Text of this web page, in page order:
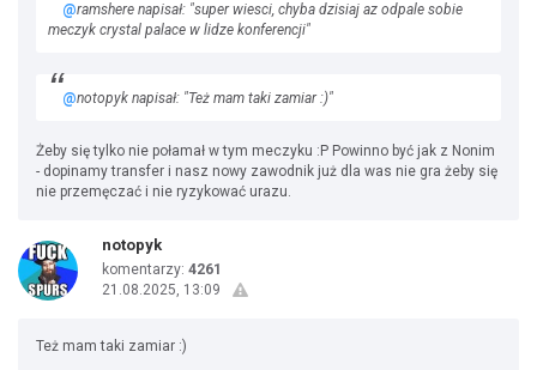
@ramshere napisał: "super wiesci, chyba dzisiaj az odpale sobie
meczyk crystal palace w lidze konferencji"
@notopyk napisał: "Też mam taki zamiar :)"
Żeby się tylko nie połamał w tym meczyku :P Powinno być jak z Nonim
- dopinamy transfer i nasz nowy zawodnik już dla was nie gra żeby się
nie przemęczać i nie ryzykować urazu.
notopyk
komentarzy: 4261
21.08.2025, 13:09
Też mam taki zamiar :)